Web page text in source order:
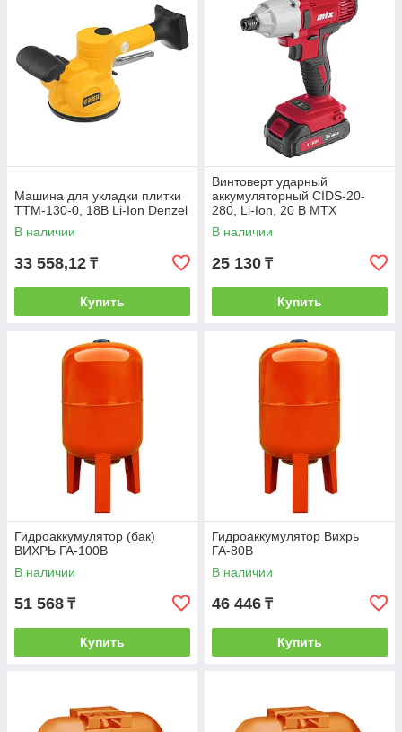
Машина для укладки плитки
TTM-130-0, 18В Li-Ion Denzel
В наличии
33 558,12 ₸
Купить
Винтоверт ударный
аккумуляторный CIDS-20-
280, Li-Ion, 20 В MTX
В наличии
25 130 ₸
Купить
Гидроаккумулятор (бак)
ВИХРЬ ГА-100В
В наличии
51 568 ₸
Купить
Гидроаккумулятор Вихрь
ГА-80В
В наличии
46 446 ₸
Купить